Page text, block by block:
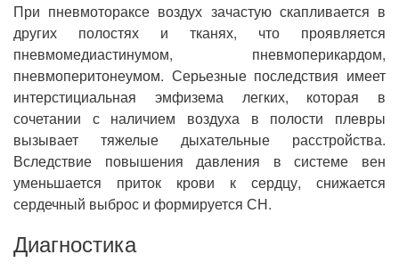
При пневмотораксе воздух зачастую скапливается в
других полостях и тканях, что проявляется
пневмомедиастинумом, пневмоперикардом,
пневмоперитонеумом. Серьезные последствия имеет
интерстициальная эмфизема легких, которая в
сочетании с наличием воздуха в полости плевры
вызывает тяжелые дыхательные расстройства.
Вследствие повышения давления в системе вен
уменьшается приток крови к сердцу, снижается
сердечный выброс и формируется СН.
Диагностика